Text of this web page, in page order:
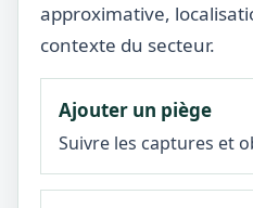
approximative,
contexte du secteur.
Ajouter un piège
Suivre les captures et